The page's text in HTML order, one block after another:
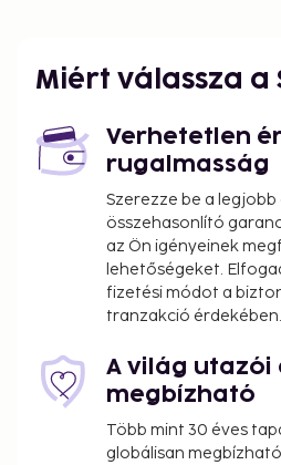
A tax is imposed by the
children under 18 years of
Electricity fee: EUR 0.38
We have included all charges
Cash transactions at
exceed EUR 1000, due
using information in the
Miért válassza a
Verhetetlen
rugalmasság
Szerezze be a
összehasonlító
az Ön igényeinek
lehetőségeket.
fizetési módot a
tranzakció érdekében.
A világ utazói
megbízható
Több mint 30 éves
globálisan